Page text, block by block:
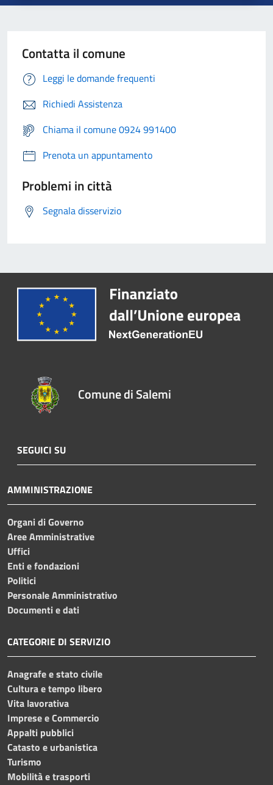
Contatta il comune
Leggi le domande frequenti
Richiedi Assistenza
Chiama il comune 0924 991400
Prenota un appuntamento
Problemi in città
Segnala disservizio
Comune di Salemi
SEGUICI SU
AMMINISTRAZIONE
Organi di Governo
Aree Amministrative
Uffici
Enti e fondazioni
Politici
Personale Amministrativo
Documenti e dati
CATEGORIE DI SERVIZIO
Anagrafe e stato civile
Cultura e tempo libero
Vita lavorativa
Imprese e Commercio
Appalti pubblici
Catasto e urbanistica
Turismo
Mobilità e trasporti